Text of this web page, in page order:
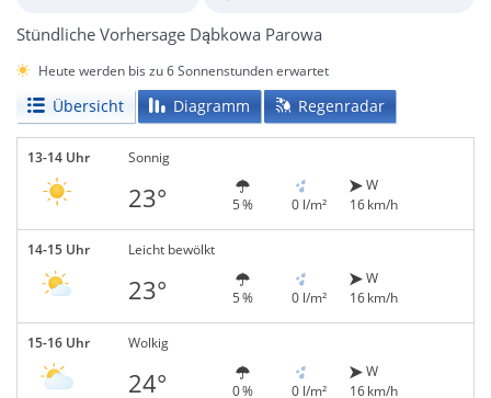
Stündliche Vorhersage Dąbkowa Parowa
Heute werden bis zu 6 Sonnenstunden erwartet
Übersicht Diagramm Regenradar
13-14 Uhr Sonnig
23° 5 % 0 l/m²
W
16 km/h
14-15 Uhr Leicht bewölkt
23° 5 % 0 l/m²
W
16 km/h
15-16 Uhr Wolkig
24° 0 % 0 l/m²
W
16 km/h